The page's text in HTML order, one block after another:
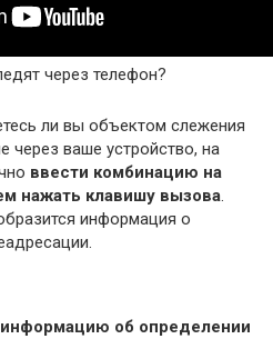
через телефон?
ли вы объектом слежения
через ваше устройство, на
ввести комбинацию на
нажать клавишу вызова.
информация о
об определении